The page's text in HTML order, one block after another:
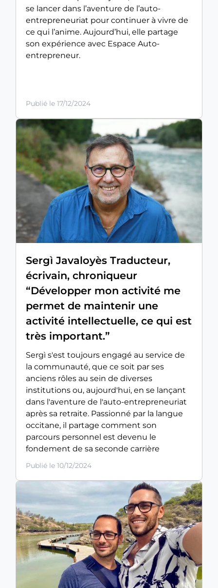
se lancer dans l’aventure de l’auto-
entrepreneuriat pour continuer à vivre de
ce qui l’anime. Aujourd’hui, elle partage
son expérience avec Espace Auto-
entrepreneur.
Publié le 17/12/2024
Sergì Javaloyès Traducteur,
écrivain, chroniqueur
“Développer mon activité me
permet de maintenir une
activité intellectuelle, ce qui est
très important.”
Sergì s'est toujours engagé au service de
la communauté, que ce soit par ses
anciens rôles au sein de diverses
institutions ou, aujourd'hui, en se lançant
dans l'aventure de l'auto-entrepreneuriat
après sa retraite. Passionné par la langue
occitane, il partage comment son
parcours personnel est devenu le
fondement de sa seconde carrière
Publié le 10/12/2024